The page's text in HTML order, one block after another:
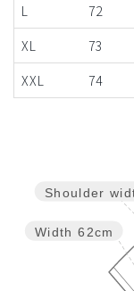
L
72
XL
73
XXL
74
Width 62cm
Shoulder